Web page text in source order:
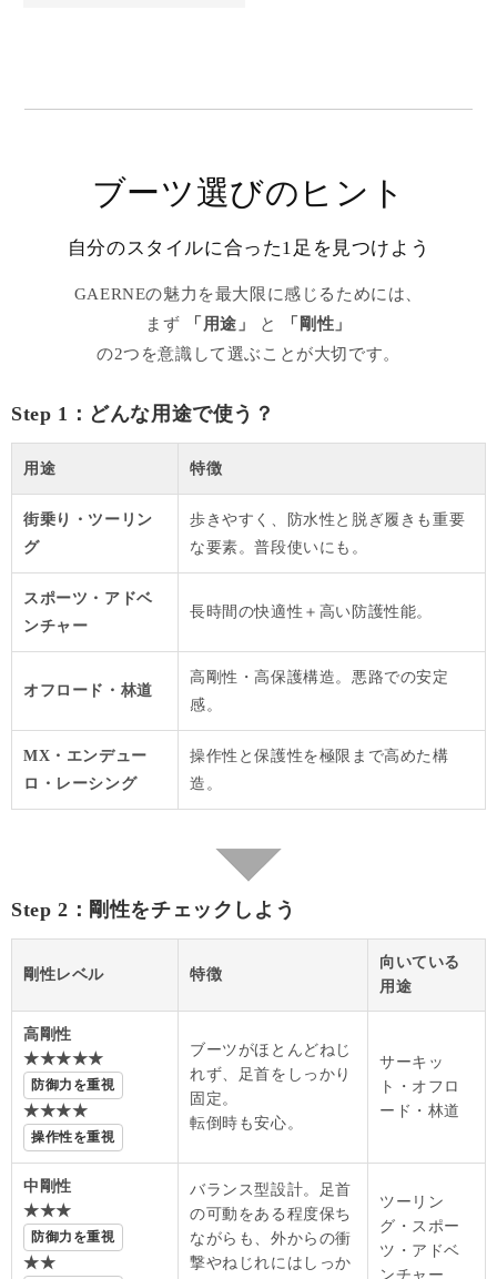
ブーツ選びのヒント
自分のスタイルに合った1足を見つけよう
GAERNEの魅力を最大限に感じるためには、
まず
「用途」 と
「剛性」
の2つを意識して選ぶことが大切です。
Step 1：どんな用途で使う？
用途 特徴
街乗り・ツーリン
グ
歩きやすく、防水性と脱ぎ履きも重要
な要素。普段使いにも。
スポーツ・アドベ
ンチャー
長時間の快適性＋高い防護性能。
オフロード・林道
高剛性・高保護構造。悪路での安定
感。
MX・エンデュー
ロ・レーシング
操作性と保護性を極限まで高めた構
造。
Step 2：剛性をチェックしよう
剛性レベル 特徴
向いている
用途
高剛性
★★★★★
防御力を重視
★★★★
操作性を重視
ブーツがほとんどねじ
れず、足首をしっかり
固定。
転倒時も安心。
サーキッ
ト・オフロ
ード・林道
中剛性
★★★
防御力を重視
★★
バランス型設計。足首
の可動をある程度保ち
ながらも、外からの衝
撃やねじれにはしっか
ツーリン
グ・スポー
ツ・アドベ
ンチャー